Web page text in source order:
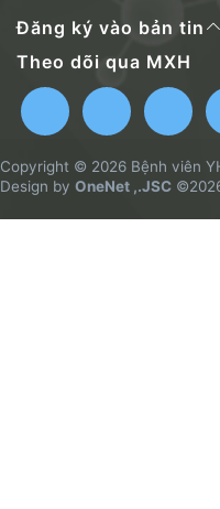
Đăng ký vào bản tin
Theo dõi qua MXH
Copyright © 2026 Bệnh viên
Design by OneNet ,.JSC